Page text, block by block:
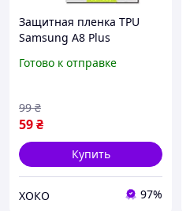
Защитная пленка TPU
Samsung A8 Plus
Готово к отправке
59₴
99 ₴
Купить
ХОКО 97%